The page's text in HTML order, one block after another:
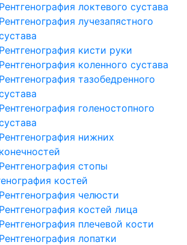
Рентгенография локтевого сустава
Рентгенография лучезапястного
Рентгенография кисти руки
Рентгенография коленного сустава
Рентгенография тазобедренного
Рентгенография голеностопного
Рентгенография нижних
конечностей
Рентгенография стопы
костей
Рентгенография челюсти
Рентгенография костей лица
Рентгенография плечевой кости
Рентгенография лопатки